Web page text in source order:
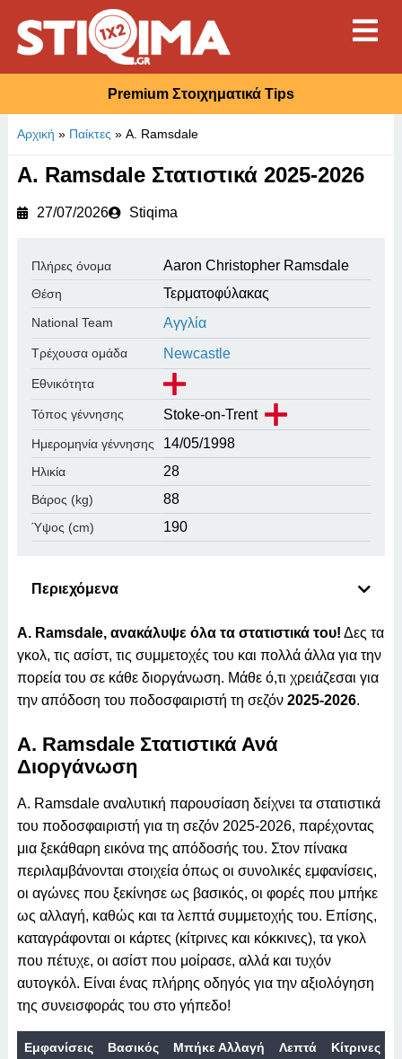
Premium Στοιχηματικά Tips
Αρχική » Παίκτες » A. Ramsdale
A. Ramsdale Στατιστικά 2025-2026
27/07/2026 Stiqima
Πλήρες όνομα Aaron Christopher Ramsdale
Θέση Τερματοφύλακας
National Team Αγγλία
Τρέχουσα ομάδα Newcastle
Εθνικότητα
Τόπος γέννησης Stoke-on-Trent
Ημερομηνία γέννησης 14/05/1998
Ηλικία 28
Βάρος (kg) 88
Ύψος (cm) 190
Περιεχόμενα
A. Ramsdale, ανακάλυψε όλα τα στατιστικά του! Δες τα
γκολ, τις ασίστ, τις συμμετοχές του και πολλά άλλα για την
πορεία του σε κάθε διοργάνωση. Μάθε ό,τι χρειάζεσαι για
την απόδοση του ποδοσφαιριστή τη σεζόν 2025-2026.
A. Ramsdale Στατιστικά Ανά
Διοργάνωση
A. Ramsdale αναλυτική παρουσίαση δείχνει τα στατιστικά
του ποδοσφαιριστή για τη σεζόν 2025-2026, παρέχοντας
μια ξεκάθαρη εικόνα της απόδοσής του. Στον πίνακα
περιλαμβάνονται στοιχεία όπως οι συνολικές εμφανίσεις,
οι αγώνες που ξεκίνησε ως βασικός, οι φορές που μπήκε
ως αλλαγή, καθώς και τα λεπτά συμμετοχής του. Επίσης,
καταγράφονται οι κάρτες (κίτρινες και κόκκινες), τα γκολ
που πέτυχε, οι ασίστ που μοίρασε, αλλά και τυχόν
αυτογκόλ. Είναι ένας πλήρης οδηγός για την αξιολόγηση
της συνεισφοράς του στο γήπεδο!
Εμφανίσεις Βασικός Μπήκε Αλλαγή Λεπτά Κίτρινες